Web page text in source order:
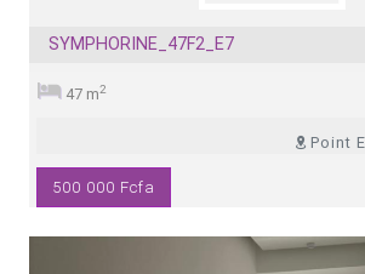
SYMPHORINE_47F2_E7
47 m2
Point
500 000 Fcfa